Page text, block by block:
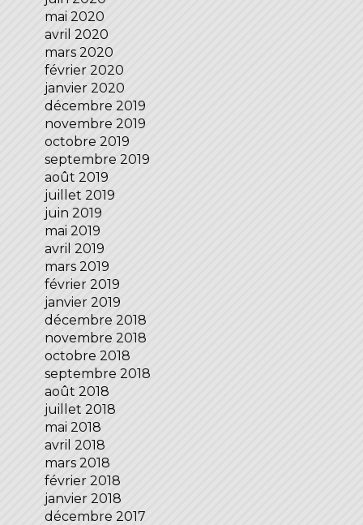
mai 2020
avril 2020
mars 2020
février 2020
janvier 2020
décembre 2019
novembre 2019
octobre 2019
septembre 2019
août 2019
juillet 2019
juin 2019
mai 2019
avril 2019
mars 2019
février 2019
janvier 2019
décembre 2018
novembre 2018
octobre 2018
septembre 2018
août 2018
juillet 2018
mai 2018
avril 2018
mars 2018
février 2018
janvier 2018
décembre 2017